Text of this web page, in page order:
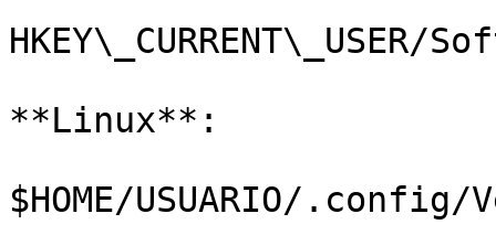
**Linux**:
$HOME/USUARIO/